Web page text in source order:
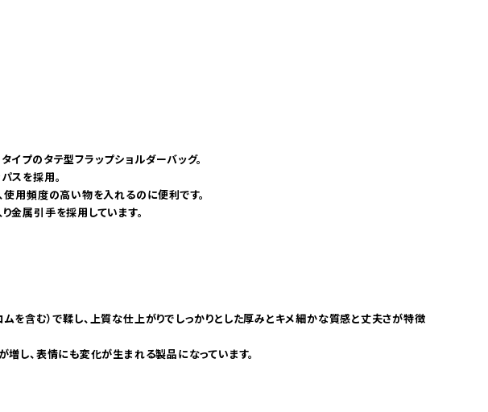
プのタテ型フラップショルダーバッグ。
スを採用。
用頻度の高い物を入れるのに便利です。
属引手を採用しています。
含む）で鞣し、上質な仕上がりでしっかりとした厚みとキメ細かな質感と丈夫さが特徴
し、表情にも変化が生まれる製品になっています。